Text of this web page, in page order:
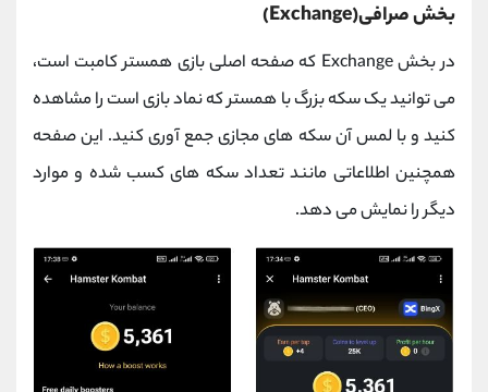
بخش صرافی(Exchange)
در بخش Exchange که صفحه اصلی بازی همستر کامبت است،
می توانید یک سکه بزرگ با همستر که نماد بازی است را مشاهده
کنید و با لمس آن سکه های مجازی جمع آوری کنید. این صفحه
همچنین اطلاعاتی مانند تعداد سکه های کسب شده و موارد
دیگر را نمایش می دهد.